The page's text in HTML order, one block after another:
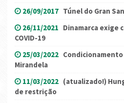
26/09/2017 Túnel do Gran
26/11/2021 Dinamarca
COVID-19
25/03/2022
Mirandela
11/03/2022 (atualizado!)
de restrição